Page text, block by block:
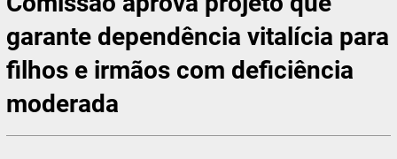
garante dependência vitalícia para
filhos e irmãos com deficiência
moderada